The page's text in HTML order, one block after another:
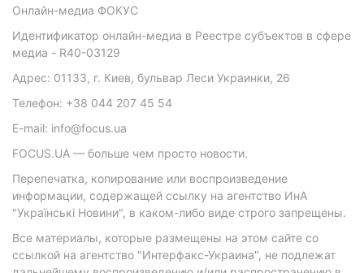
Онлайн-медиа ФОКУС
Идентификатор онлайн-медиа в Реестре субъектов в сфере
медиа - R40-03129
Адрес: 01133, г. Киев, бульвар Леси Украинки, 26
Телефон: +38 044 207 45 54
E-mail: info@focus.ua
FOCUS.UA — больше чем просто новости.
Перепечатка, копирование или воспроизведение
информации, содержащей ссылку на агентство ИнА
"Українські Новини", в каком-либо виде строго запрещены.
Все материалы, которые размещены на этом сайте со
ссылкой на агентство "Интерфакс-Украина", не подлежат